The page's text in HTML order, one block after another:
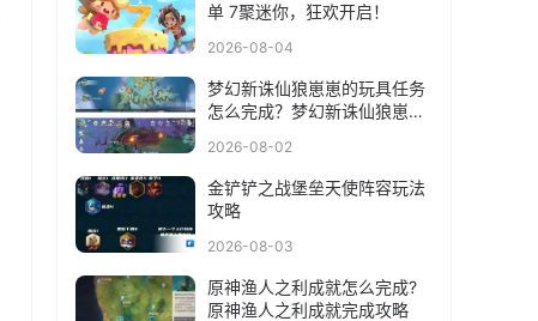
单 7聚迷你，狂欢开启！
2026-08-04
梦幻新诛仙狼崽崽的玩具任务
怎么完成？梦幻新诛仙狼崽崽
2026-08-02
金铲铲之战堡垒天使阵容玩法
攻略
2026-08-03
原神渔人之利成就怎么完成?
原神渔人之利成就完成攻略